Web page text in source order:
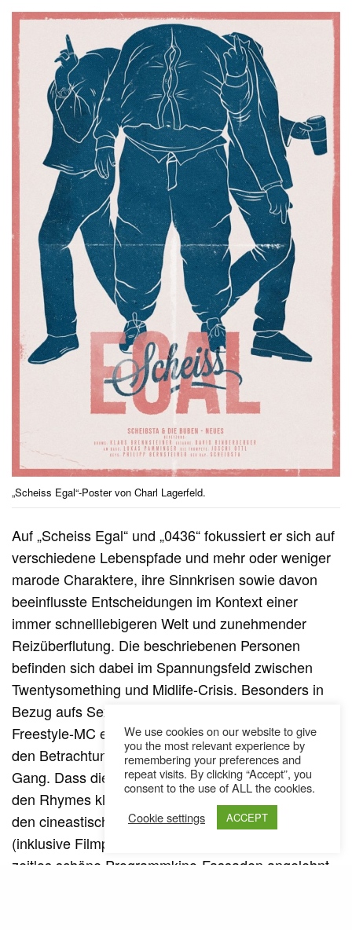
„Scheiss Egal“-Poster von Charl Lagerfeld.
Auf „Scheiss Egal“ und „0436“ fokussiert er sich auf
verschiedene Lebenspfade und mehr oder weniger
marode Charaktere, ihre Sinnkrisen sowie davon
beeinflusste Entscheidungen im Kontext einer
immer schnelllebigeren Welt und zunehmender
Reizüberflutung. Die beschriebenen Personen
befinden sich dabei im Spannungsfeld zwischen
Twentysomething und Midlife-Crisis. Besonders in
Bezug aufs Sexualleben behandelt der passionierte
Freestyle-MC einige Situationen, wechselt teilweise
den Betrachtungswinkel und setzt das Kopfkino in
Gang. Dass die einleuchtend beschriebenen Storys
den Rhymes klar übergeordnet sind, untermauert
den cineastischen Anspruch der EP, deren Artwork
(inklusive Filmposter zu den einzelnen Tracks!) an
zeitlos schöne Programmkino-Fassaden angelehnt
We use cookies on our website to give
you the most relevant experience by
remembering your preferences and
repeat visits. By clicking “Accept”, you
consent to the use of ALL the cookies.
Cookie settings
ACCEPT